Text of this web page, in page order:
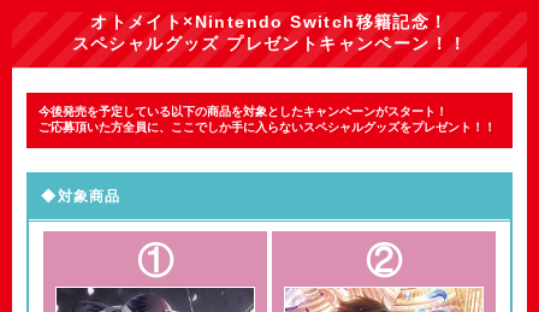
オトメイト×Nintendo Switch移籍記念！
スペシャルグッズ プレゼントキャンペーン！！
今後発売を予定している以下の商品を対象としたキャンペーンがスタート！
ご応募頂いた方全員に、ここでしか手に入らないスペシャルグッズをプレゼント！！
◆対象商品
① ②